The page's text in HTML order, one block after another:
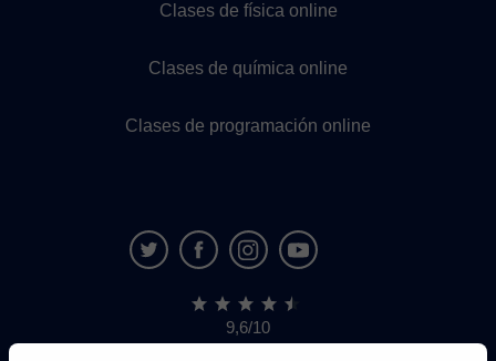
Clases de física online
Clases de química online
Clases de programación online
9,6/10
1.339.284